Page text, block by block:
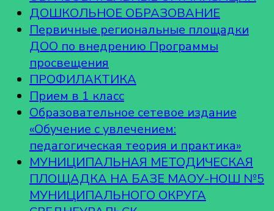
ДОШКОЛЬНОЕ ОБРАЗОВАНИЕ
Первичные региональные площадки
ДОО по внедрению Программы
просвещения
ПРОФИЛАКТИКА
Прием в 1 класс
Образовательное сетевое издание
«Обучение с увлечением:
педагогическая теория и практика»
МУНИЦИПАЛЬНАЯ МЕТОДИЧЕСКАЯ
ПЛОЩАДКА НА БАЗЕ МАОУ-НОШ №5
МУНИЦИПАЛЬНОГО ОКРУГА